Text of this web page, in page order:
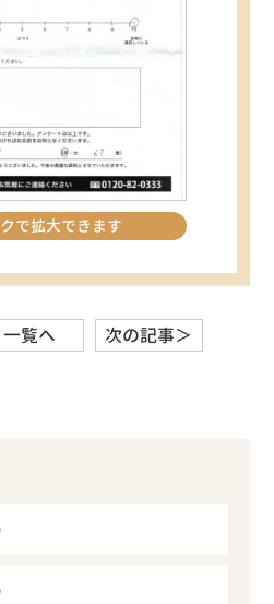
で拡大できます
一覧へ 次の記事＞